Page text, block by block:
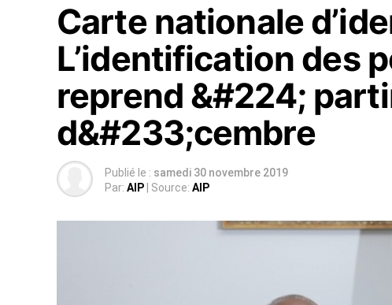
Carte nationale
L’identification des
reprend &#224;
d&#233;cembre
Publié le : samedi 30 novembre 2019
Par: AIP | Source: AIP